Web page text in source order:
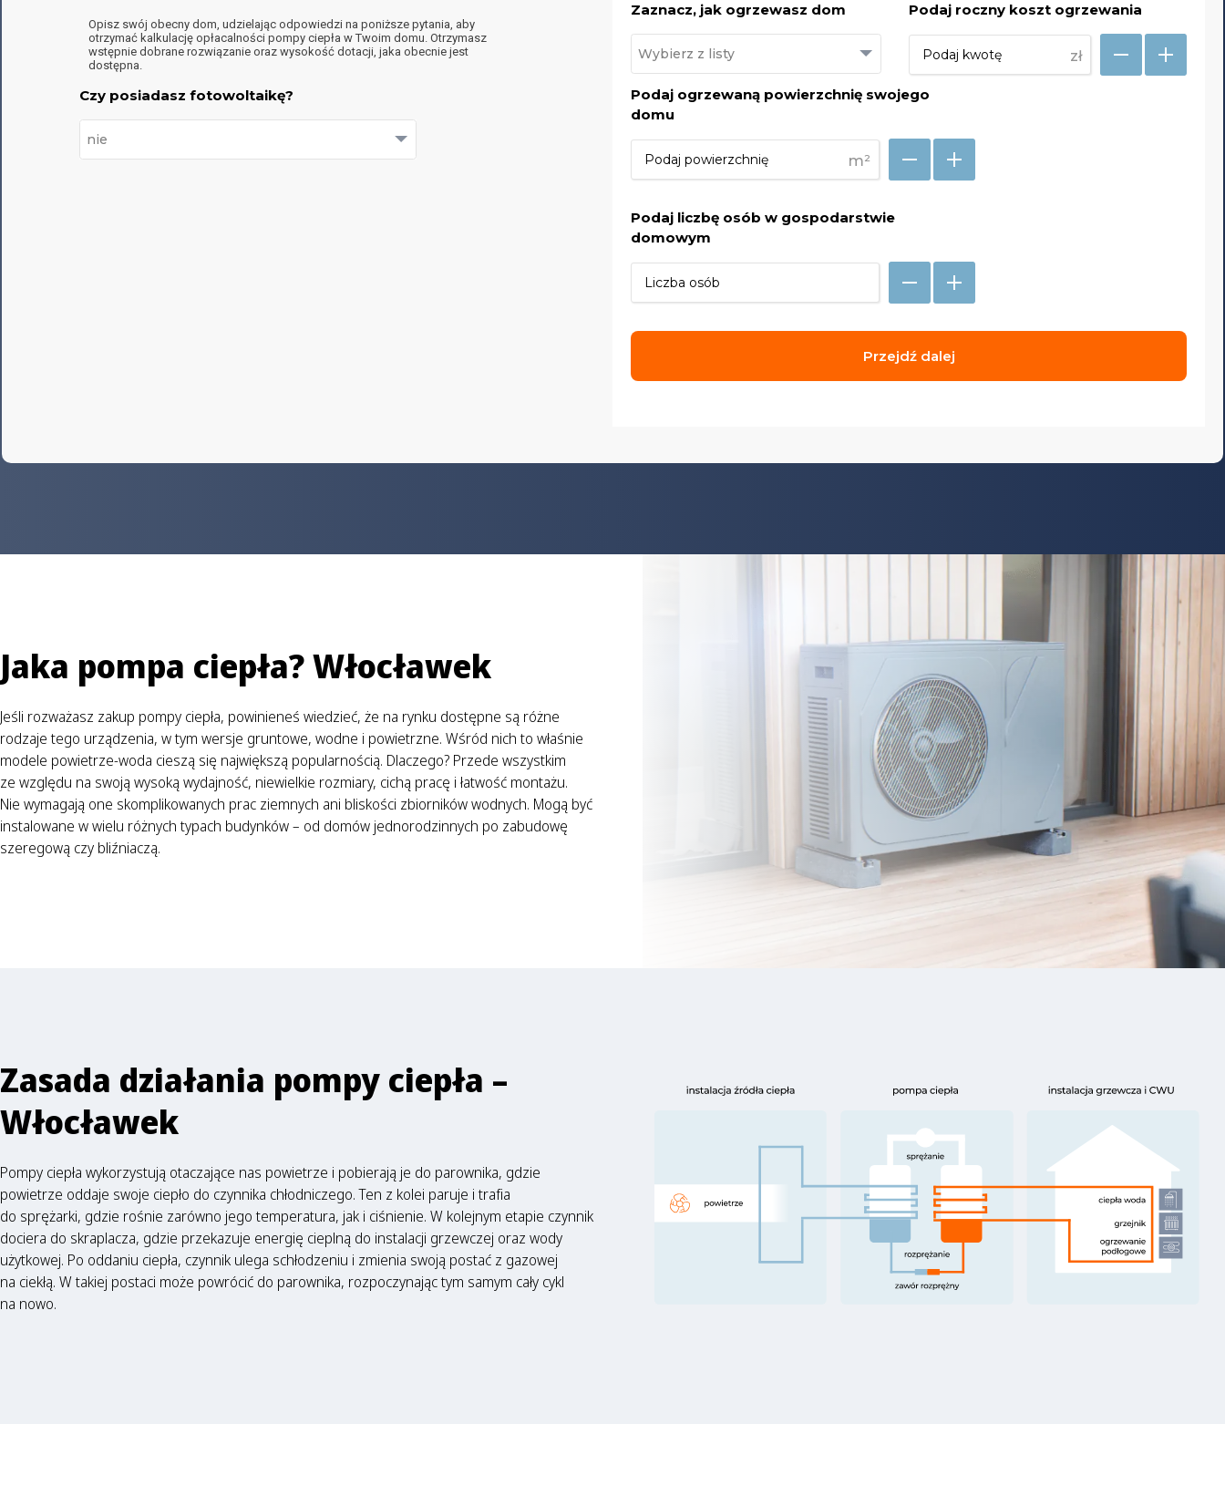
Opisz swój obecny dom, udzielając odpowiedzi na poniższe pytania, aby
otrzymać kalkulację opłacalności pompy ciepła w Twoim domu. Otrzymasz
wstępnie dobrane rozwiązanie oraz wysokość dotacji, jaka obecnie jest
dostępna.
Czy posiadasz fotowoltaikę?
Zaznacz, jak ogrzewasz dom Podaj roczny koszt ogrzewania
zł
Podaj ogrzewaną powierzchnię swojego
domu
m²
Podaj liczbę osób w gospodarstwie
domowym
Przejdź dalej
Jaka pompa ciepła? Włocławek
Jeśli rozważasz zakup pompy ciepła, powinieneś wiedzieć, że na rynku dostępne są różne
rodzaje tego urządzenia, w tym wersje gruntowe, wodne i powietrzne. Wśród nich to właśnie
modele powietrze-woda cieszą się największą popularnością. Dlaczego? Przede wszystkim
ze względu na swoją wysoką wydajność, niewielkie rozmiary, cichą pracę i łatwość montażu.
Nie wymagają one skomplikowanych prac ziemnych ani bliskości zbiorników wodnych. Mogą być
instalowane w wielu różnych typach budynków – od domów jednorodzinnych po zabudowę
szeregową czy bliźniaczą.
Zasada działania pompy ciepła –
Włocławek
Pompy ciepła wykorzystują otaczające nas powietrze i pobierają je do parownika, gdzie
powietrze oddaje swoje ciepło do czynnika chłodniczego. Ten z kolei paruje i trafia
do sprężarki, gdzie rośnie zarówno jego temperatura, jak i ciśnienie. W kolejnym etapie czynnik
dociera do skraplacza, gdzie przekazuje energię cieplną do instalacji grzewczej oraz wody
użytkowej. Po oddaniu ciepła, czynnik ulega schłodzeniu i zmienia swoją postać z gazowej
na ciekłą. W takiej postaci może powrócić do parownika, rozpoczynając tym samym cały cykl
na nowo.